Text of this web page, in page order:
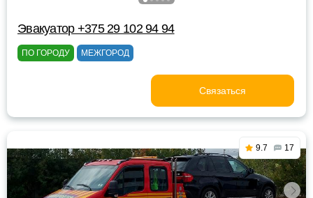
Эвакуатор +375 29 102 94 94
ПО ГОРОДУ МЕЖГОРОД
Связаться
9.7 17